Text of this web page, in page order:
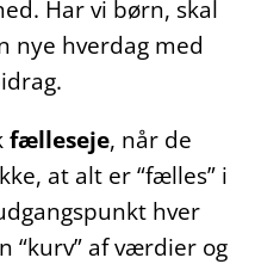
Har vi børn, skal
nye hverdag med
fælleseje, når de
at alt er “fælles” i
hver
“kurv” af værdier og